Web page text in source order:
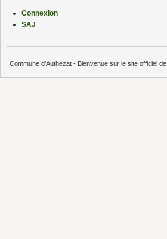
Connexion
SAJ
Commune d'Authezat - Bienvenue sur le site officiel